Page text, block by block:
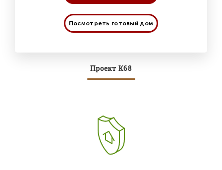
Посмотреть готовый дом
Проект К68